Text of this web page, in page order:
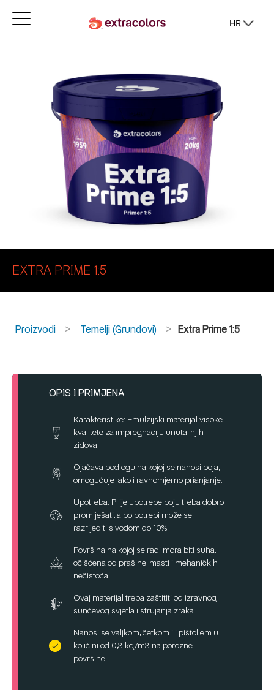
HR
EXTRA PRIME 1:5
Proizvodi Temelji (Grundovi) Extra Prime 1:5
OPIS I PRIMJENA
Karakteristike: Emulzijski materijal visoke
kvalitete za impregnaciju unutarnjih
zidova.
Ojačava podlogu na kojoj se nanosi boja,
omogućuje lako i ravnomjerno prianjanje.
Upotreba: Prije upotrebe boju treba dobro
promiješati, a po potrebi može se
razrijediti s vodom do 10%.
Površina na kojoj se radi mora biti suha,
očišćena od prašine, masti i mehaničkih
nečistoća.
Ovaj materijal treba zaštititi od izravnog
sunčevog svjetla i strujanja zraka.
Nanosi se valjkom, četkom ili pištoljem u
količini od 0,3 kg/m3 na porozne
površine.